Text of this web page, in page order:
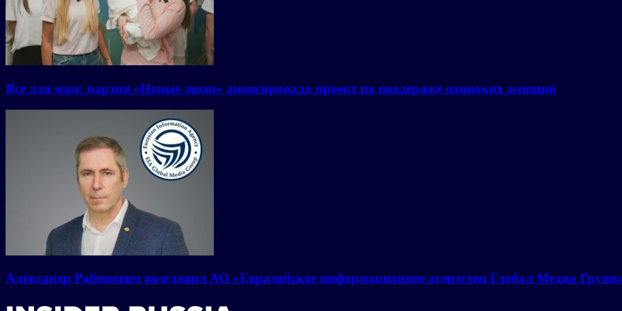
Все для мам: партия «Новые люди» анонсировала проект по поддержке одиноких женщин
Александр Рабинович возглавил АО «Евразийское информационное агентство Глобал Медиа